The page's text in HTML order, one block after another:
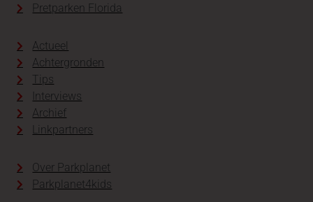
Pretparken Florida
Actueel
Achtergronden
Tips
Interviews
Archief
Linkpartners
Over Parkplanet
Parkplanet4kids